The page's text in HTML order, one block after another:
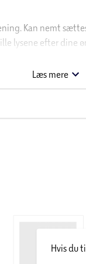
Kan nemt
lysene efter dine
Læs mere
Hvis du